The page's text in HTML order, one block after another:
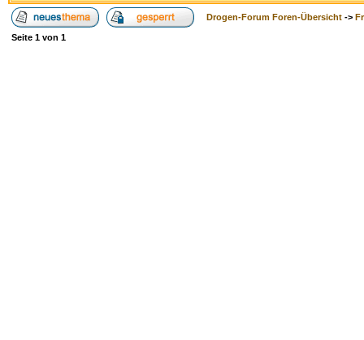
Drogen-Forum Foren-Übersicht ->
Seite 1 von 1